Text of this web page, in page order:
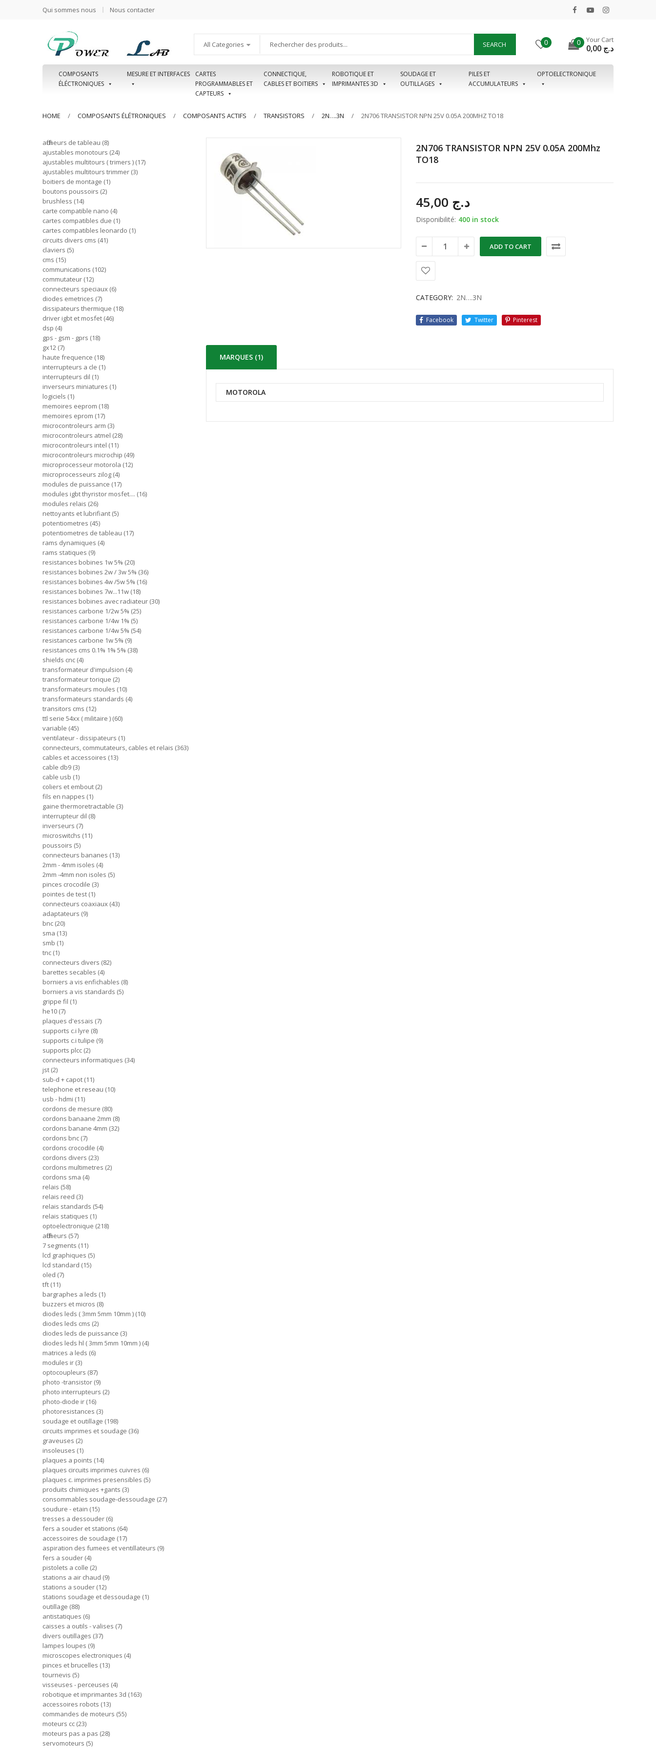
Qui sommes nous Nous contacter
All Categories SEARCH 0 0 Your Cart
د.ج
COMPOSANTS
ÉLÉCTRONIQUES
MESURE ET INTERFACES
CARTES
PROGRAMMABLES ET
CAPTEURS
CONNECTIQUE,
CABLES ET BOITIERS
ROBOTIQUE ET
IMPRIMANTES 3D
SOUDAGE ET
OUTILLAGES
PILES ET
ACCUMULATEURS
OPTOELECTRONIQUE
HOME COMPOSANTS ÉLÉTRONIQUES COMPOSANTS ACTIFS TRANSISTORS 2N….3N 2N706 TRANSISTOR NPN 25V 0.05A 200MHZ TO18
2N706 TRANSISTOR NPN 25V 0.05A 200Mhz
TO18
د.ج
Disponibilité: 400 in stock
ADD TO CART
CATEGORY: 2N….3N
Facebook Twitter Pinterest
MARQUES (1)
MOTOROLA
afficheurs de tableau 8
ajustables monotours 24
ajustables multitours ( trimers ) 17
ajustables multitours trimmer 3
boitiers de montage 1
boutons poussoirs 2
brushless 14
carte compatible nano 4
cartes compatibles due 1
cartes compatibles leonardo 1
circuits divers cms 41
claviers 5
cms 15
communications 102
commutateur 12
connecteurs speciaux 6
diodes emetrices 7
dissipateurs thermique 18
driver igbt et mosfet 46
dsp 4
gps - gsm - gprs 18
gx12 7
haute frequence 18
interrupteurs a cle 1
interrupteurs dil 1
inverseurs miniatures 1
logiciels 1
memoires eeprom 18
memoires eprom 17
microcontroleurs arm 3
microcontroleurs atmel 28
microcontroleurs intel 11
microcontroleurs microchip 49
microprocesseur motorola 12
microprocesseurs zilog 4
modules de puissance 17
modules igbt thyristor mosfet.... 16
modules relais 26
nettoyants et lubrifiant 5
potentiometres 45
potentiometres de tableau 17
rams dynamiques 4
rams statiques 9
resistances bobines 1w 5% 20
resistances bobines 2w / 3w 5% 36
resistances bobines 4w /5w 5% 16
resistances bobines 7w...11w 18
resistances bobines avec radiateur 30
resistances carbone 1/2w 5% 25
resistances carbone 1/4w 1% 5
resistances carbone 1/4w 5% 54
resistances carbone 1w 5% 9
resistances cms 0.1% 1% 5% 38
shields cnc 4
transformateur d'impulsion 4
transformateur torique 2
transformateurs moules 10
transformateurs standards 4
transitors cms 12
ttl serie 54xx ( militaire ) 60
variable 45
ventilateur - dissipateurs 1
connecteurs, commutateurs, cables et relais 363
cables et accessoires 13
cable db9 3
cable usb 1
coliers et embout 2
fils en nappes 1
gaine thermoretractable 3
interrupteur dil 8
inverseurs 7
microswitchs 11
poussoirs 5
connecteurs bananes 13
2mm - 4mm isoles 4
2mm -4mm non isoles 5
pinces crocodile 3
pointes de test 1
connecteurs coaxiaux 43
adaptateurs 9
bnc 20
sma 13
smb 1
tnc 1
connecteurs divers 82
barettes secables 4
borniers a vis enfichables 8
borniers a vis standards 5
grippe fil 1
he10 7
plaques d'essais 7
supports c.i lyre 8
supports c.i tulipe 9
supports plcc 2
connecteurs informatiques 34
jst 2
sub-d + capot 11
telephone et reseau 10
usb - hdmi 11
cordons de mesure 80
cordons banaane 2mm 8
cordons banane 4mm 32
cordons bnc 7
cordons crocodile 4
cordons divers 23
cordons multimetres 2
cordons sma 4
relais 58
relais reed 3
relais standards 54
relais statiques 1
optoelectronique 218
afficheurs 57
7 segments 11
lcd graphiques 5
lcd standard 15
oled 7
tft 11
bargraphes a leds 1
buzzers et micros 8
diodes leds ( 3mm 5mm 10mm ) 10
diodes leds cms 2
diodes leds de puissance 3
diodes leds hl ( 3mm 5mm 10mm ) 4
matrices a leds 6
modules ir 3
optocoupleurs 87
photo -transistor 9
photo interrupteurs 2
photo-diode ir 16
photoresistances 3
soudage et outillage 198
circuits imprimes et soudage 36
graveuses 2
insoleuses 1
plaques a points 14
plaques circuits imprimes cuivres 6
plaques c. imprimes presensibles 5
produits chimiques +gants 3
consommables soudage-dessoudage 27
soudure - etain 15
tresses a dessouder 6
fers a souder et stations 64
accessoires de soudage 17
aspiration des fumees et ventillateurs 9
fers a souder 4
pistolets a colle 2
stations a air chaud 9
stations a souder 12
stations soudage et dessoudage 1
outillage 88
antistatiques 6
caisses a outils - valises 7
divers outillages 37
lampes loupes 9
microscopes electroniques 4
pinces et brucelles 13
tournevis 5
visseuses - perceuses 4
robotique et imprimantes 3d 163
accessoires robots 13
commandes de moteurs 55
moteurs cc 23
moteurs pas a pas 28
servomoteurs 5